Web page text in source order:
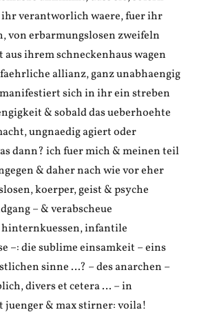
ihr verantworlich waere, fuer ihr
von erbarmungslosen zweifeln
ihrem schneckenhaus wagen
allianz, ganz unabhaengig
manifestiert sich in ihr ein streben
& sobald das ueberhoehte
ungnaedig agiert oder
dann? ich fuer mich & meinen teil
& daher nach wie vor eher
koerper, geist & psyche
– & verabscheue
infantile
–: die sublime einsamkeit – eins
sinne …? – des anarchen –
divers et cetera … – in
juenger & max stirner: voila!